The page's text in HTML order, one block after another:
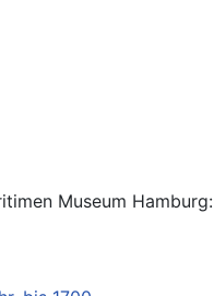
Museum Hamburg: